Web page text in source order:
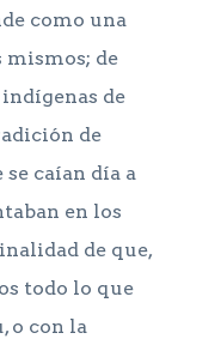
como una
mismos; de
de
de
caían día a
en los
de que,
todo lo que
o con la